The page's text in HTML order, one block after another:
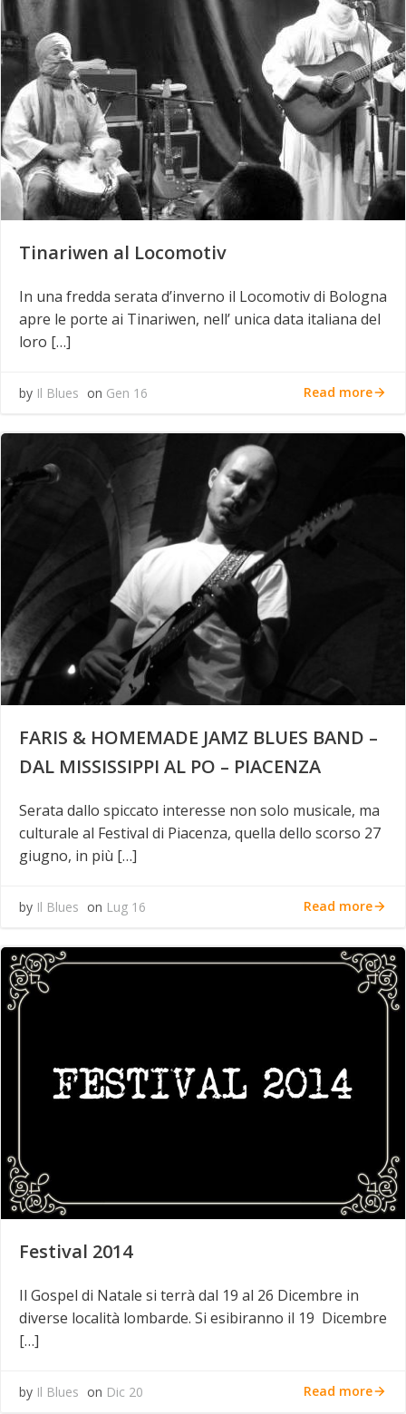
Tinariwen al Locomotiv
In una fredda serata d’inverno il Locomotiv di Bologna
apre le porte ai Tinariwen, nell’ unica data italiana del
loro […]
by Il Blues on Gen 16 Read more
FARIS & HOMEMADE JAMZ BLUES BAND –
DAL MISSISSIPPI AL PO – PIACENZA
Serata dallo spiccato interesse non solo musicale, ma
culturale al Festival di Piacenza, quella dello scorso 27
giugno, in più […]
by Il Blues on Lug 16 Read more
Festival 2014
Il Gospel di Natale si terrà dal 19 al 26 Dicembre in
diverse località lombarde. Si esibiranno il 19 Dicembre
[…]
by Il Blues on Dic 20 Read more